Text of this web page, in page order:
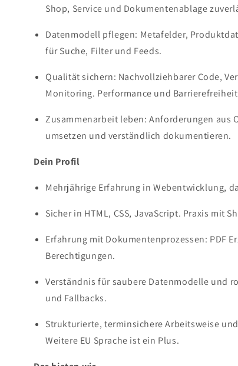
Shop, Service und Dokumentenablage
Datenmodell pflegen: Metafelder,
für Suche, Filter und Feeds.
Qualität sichern: Nachvollziehbarer Code,
Monitoring. Performance und
Zusammenarbeit leben: Anforderungen aus
umsetzen und verständlich dokumentieren.
Dein Profil
Mehrjährige Erfahrung in Webentwicklung,
Sicher in HTML, CSS, JavaScript. Praxis mit
Erfahrung mit Dokumentenprozessen: PDF
Berechtigungen.
Verständnis für saubere Datenmodelle und
und Fallbacks.
Strukturierte, terminsichere Arbeitsweise
Weitere EU Sprache ist ein Plus.